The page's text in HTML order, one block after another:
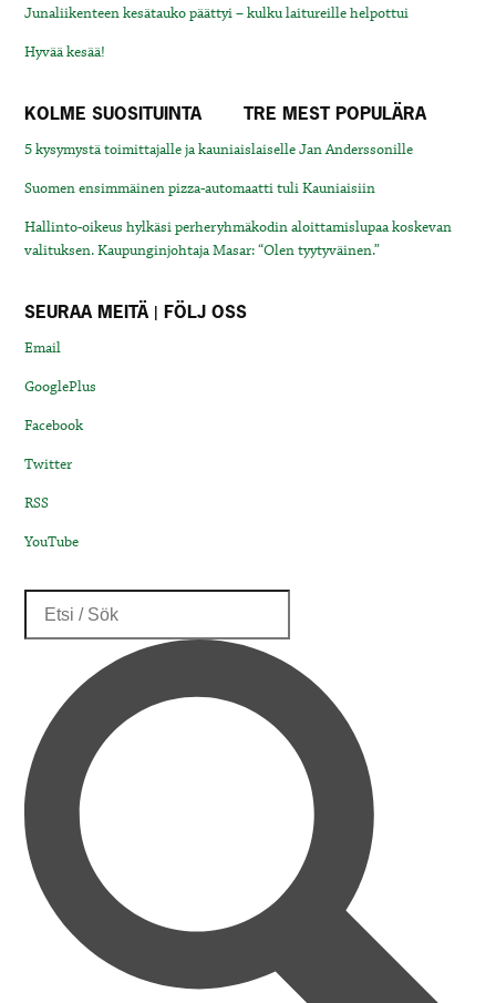
Junaliikenteen kesätauko päättyi – kulku laitureille helpottui
Hyvää kesää!
KOLME SUOSITUINTA TRE MEST POPULÄRA
5 kysymystä toimittajalle ja kauniaislaiselle Jan Anderssonille
Suomen ensimmäinen pizza-automaatti tuli Kauniaisiin
Hallinto-oikeus hylkäsi perheryhmäkodin aloittamislupaa koskevan
valituksen. Kaupunginjohtaja Masar: “Olen tyytyväinen.”
SEURAA MEITÄ | FÖLJ OSS
Email
GooglePlus
Facebook
Twitter
RSS
YouTube